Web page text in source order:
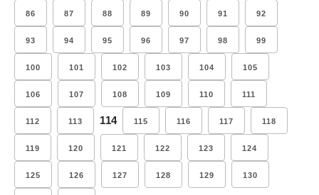
86 87 88 89 90 91 92
93 94 95 96 97 98 99
100 101 102 103 104 105
106 107 108 109 110 111
112 113 114 115 116 117 118
119 120 121 122 123 124
125 126 127 128 129 130